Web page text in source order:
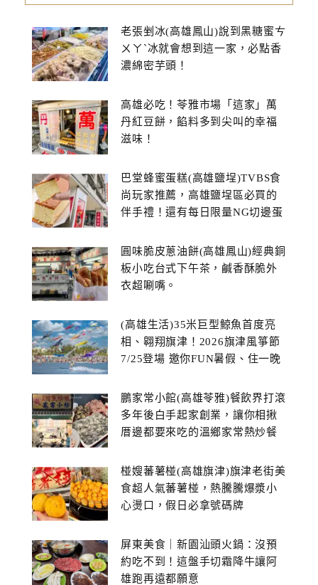
老張剉冰(高雄鳳山)說到黑糖蜜ㄘ
ㄨㄚˋ冰就會想到這一家，必點香
濃綿密芋頭！
高雄必吃！苓雅市場「這家」萬
丹紅豆餅，餡料多到尖叫的幸福
滋味！
巴堂蜂蜜蛋糕(高雄鹽埕)TVBS食
尚玩家推薦，高雄鹽埕區必買的
伴手禮！還有每日限量NG切邊蛋
圓味脆皮蔥油餅(高雄鳳山)經典銅
板小吃台式下午茶，鹹香酥脆外
衣超唰嘴。
(高雄生活)35米巨型鯨魚首度亮
相、翱翔旗津！2026旗津風箏節
7/25登場 邀你FUN暑假、住一晚
鵬家常小館(高雄苓雅)餐飲界打滾
多年後白手起家創業，讓你相揪
厝邊都要來吃的溫鄉家常熱炒餐
椪嫂蕃薯椪(高雄旗津)旗津老街美
食超人氣蕃薯椪，熱騰騰爆漿小
心燙口，假日必拿號碼牌
屏東美食｜新園汕頭火鍋：沒預
約吃不到！這盤手切霜降牛讓阿
雄跑再遠都願意